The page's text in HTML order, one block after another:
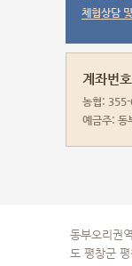
체험상담
계좌번
농협:
예금주: 동
동부오리권
도 평창군